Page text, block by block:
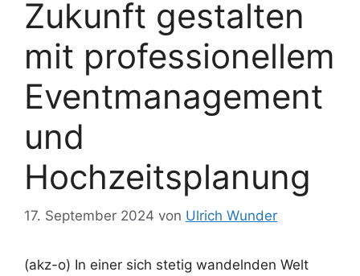
Zukunft gestalten
mit professionellem
Eventmanagement
und
Hochzeitsplanung
17. September 2024 von Ulrich Wunder
(akz-o) In einer sich stetig wandelnden Welt